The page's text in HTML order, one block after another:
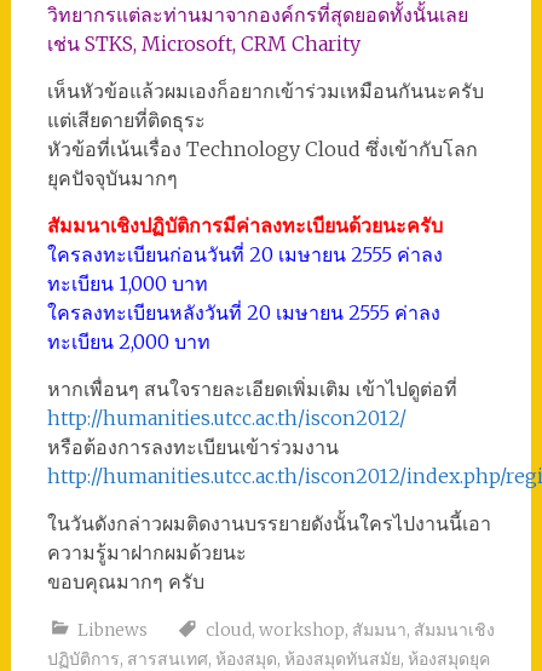
วิทยากรแต่ละท่านมาจากองค์กรที่สุดยอดทั้งนั้นเลย
เช่น STKS, Microsoft, CRM Charity
เห็นหัวข้อแล้วผมเองก็อยากเข้าร่วมเหมือนกันนะครับ
แต่เสียดายที่ติดธุระ
หัวข้อที่เน้นเรื่อง Technology Cloud ซึ่งเข้ากับโลก
ยุคปัจจุบันมากๆ
สัมมนาเชิงปฏิบัติการมีค่าลงทะเบียนด้วยนะครับ
ใครลงทะเบียนก่อนวันที่ 20 เมษายน 2555 ค่าลง
ทะเบียน 1,000 บาท
ใครลงทะเบียนหลังวันที่ 20 เมษายน 2555 ค่าลง
ทะเบียน 2,000 บาท
หากเพื่อนๆ สนใจรายละเอียดเพิ่มเติม เข้าไปดูต่อที่
http://humanities.utcc.ac.th/iscon2012/
หรือต้องการลงทะเบียนเข้าร่วมงาน
http://humanities.utcc.ac.th/iscon2012/index.php/
ในวันดังกล่าวผมติดงานบรรยายดังนั้นใครไปงานนี้เอา
ความรู้มาฝากผมด้วยนะ
ขอบคุณมากๆ ครับ
Libnews cloud, workshop, สัมมนา, สัมมนาเชิง
ปฏิบัติการ, สารสนเทศ, ห้องสมุด, ห้องสมุดทันสมัย, ห้องสมุดยุค